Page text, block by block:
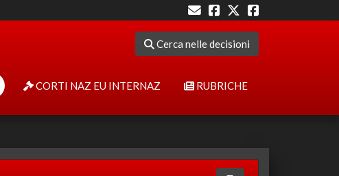
Cerca nelle decisioni
CORTI NAZ EU INTERNAZ RUBRICHE